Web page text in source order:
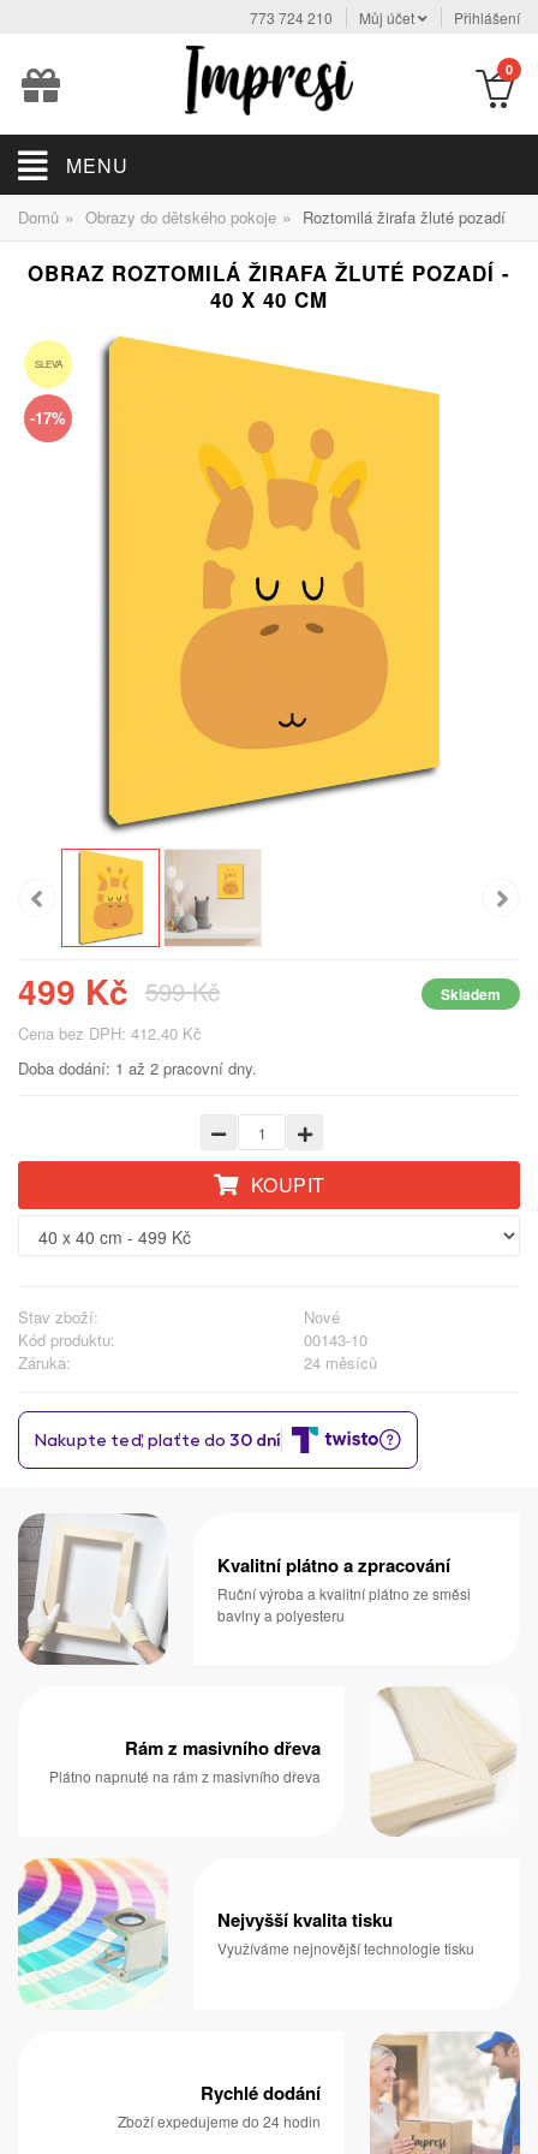
773 724 210 Můj účet Přihlášení
0
MENU
Domů » Obrazy do dětského pokoje » Roztomilá žirafa žluté pozadí
OBRAZ ROZTOMILÁ ŽIRAFA ŽLUTÉ POZADÍ -
40 X 40 CM
SLEVA
-17%
499 Kč 599 Kč Skladem
Cena bez DPH: 412,40 Kč
Doba dodání: 1 až 2 pracovní dny.
KOUPIT
Stav zboží:
Nové
Kód produktu:
00143-10
Záruka:
24 měsíců
Kvalitní plátno a zpracování
Ruční výroba a kvalitní plátno ze směsi
bavlny a polyesteru
Rám z masivního dřeva
Plátno napnuté na rám z masivního dřeva
Nejvyšší kvalita tisku
Využíváme nejnovější technologie tisku
Rychlé dodání
Zboží expedujeme do 24 hodin